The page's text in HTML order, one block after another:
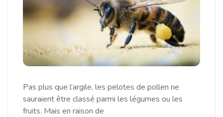
Pas plus que l’argile, les pelotes de pollen ne
sauraient être classé parmi les légumes ou les
fruits. Mais en raison de